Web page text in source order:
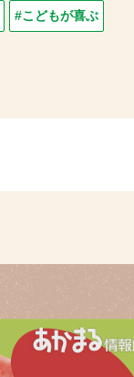
#こどもが喜ぶ